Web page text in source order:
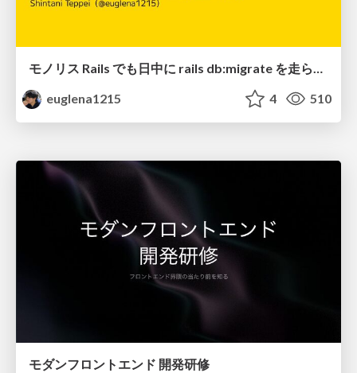
euglena1215
4 510
モダンフロントエンド 開発研修